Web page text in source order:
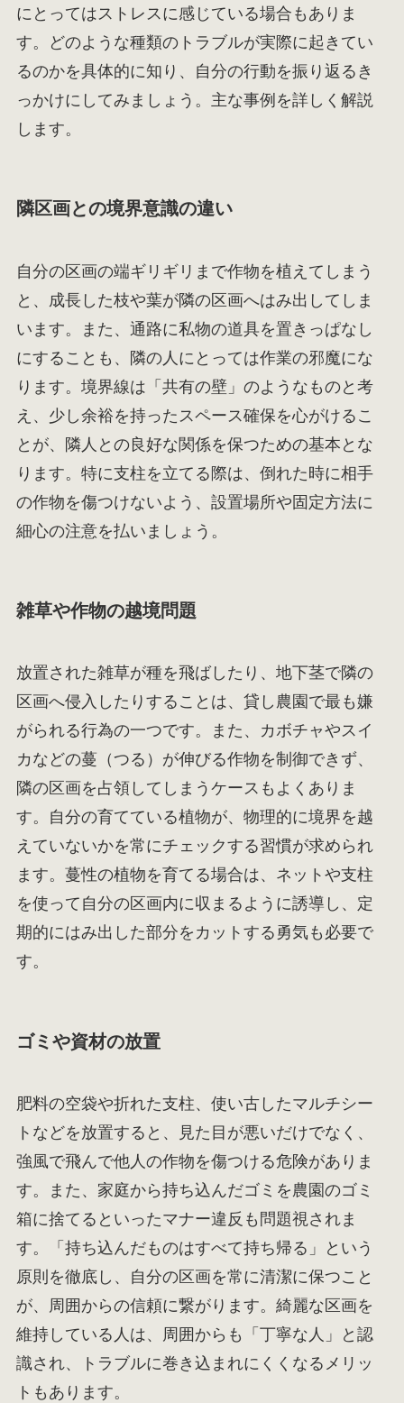
にとってはストレスに感じている場合もありま
す。どのような種類のトラブルが実際に起きてい
るのかを具体的に知り、自分の行動を振り返るき
っかけにしてみましょう。主な事例を詳しく解説
します。
隣区画との境界意識の違い
自分の区画の端ギリギリまで作物を植えてしまう
と、成長した枝や葉が隣の区画へはみ出してしま
います。また、通路に私物の道具を置きっぱなし
にすることも、隣の人にとっては作業の邪魔にな
ります。境界線は「共有の壁」のようなものと考
え、少し余裕を持ったスペース確保を心がけるこ
とが、隣人との良好な関係を保つための基本とな
ります。特に支柱を立てる際は、倒れた時に相手
の作物を傷つけないよう、設置場所や固定方法に
細心の注意を払いましょう。
雑草や作物の越境問題
放置された雑草が種を飛ばしたり、地下茎で隣の
区画へ侵入したりすることは、貸し農園で最も嫌
がられる行為の一つです。また、カボチャやスイ
カなどの蔓（つる）が伸びる作物を制御できず、
隣の区画を占領してしまうケースもよくありま
す。自分の育てている植物が、物理的に境界を越
えていないかを常にチェックする習慣が求められ
ます。蔓性の植物を育てる場合は、ネットや支柱
を使って自分の区画内に収まるように誘導し、定
期的にはみ出した部分をカットする勇気も必要で
す。
ゴミや資材の放置
肥料の空袋や折れた支柱、使い古したマルチシー
トなどを放置すると、見た目が悪いだけでなく、
強風で飛んで他人の作物を傷つける危険がありま
す。また、家庭から持ち込んだゴミを農園のゴミ
箱に捨てるといったマナー違反も問題視されま
す。「持ち込んだものはすべて持ち帰る」という
原則を徹底し、自分の区画を常に清潔に保つこと
が、周囲からの信頼に繋がります。綺麗な区画を
維持している人は、周囲からも「丁寧な人」と認
識され、トラブルに巻き込まれにくくなるメリッ
トもあります。